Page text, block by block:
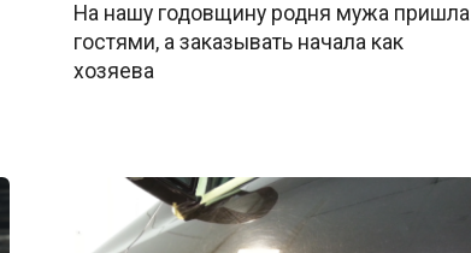
На нашу годовщину родня мужа пришла
гостями, а заказывать начала как
хозяева